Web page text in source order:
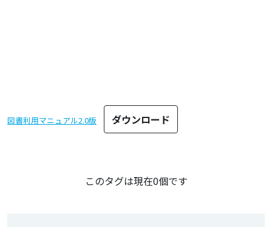
図書利用マニュアル2.0版 ダウンロード
この記事のタグこのタグは現在0個です